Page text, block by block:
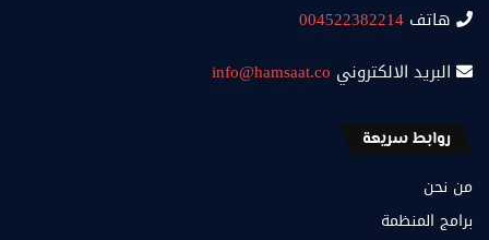
هاتف 004522382214
البريد الالكتروني info@hamsaat.co
روابط سريعة
من نحن
برامج المنظمة